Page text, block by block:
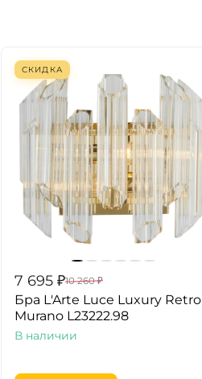
СКИДКА
7 695 ₽10 260 ₽
Бра L'Arte Luce Luxury Retro
Murano L23222.98
В наличии